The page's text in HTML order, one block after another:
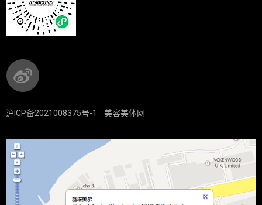
沪ICP备2021008375号-1 美容美体网